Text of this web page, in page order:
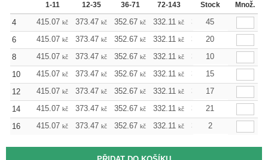
1-11 12-35 36-71 72-143 144-287 288 +
Stock Množ.
4 415.07 kč 373.47 kč 352.67 kč 332.11 kč 311.31
45
6
415.07 kč 373.47 kč 352.67 kč 332.11 kč 311.31
20
8
415.07 kč 373.47 kč 352.67 kč 332.11 kč 311.31
10
10
415.07 kč 373.47 kč 352.67 kč 332.11 kč 311.31
15
12
415.07 kč 373.47 kč 352.67 kč 332.11 kč 311.31
17
14
415.07 kč 373.47 kč 352.67 kč 332.11 kč 311.31
21
16
415.07 kč 373.47 kč 352.67 kč 332.11 kč 311.31
2